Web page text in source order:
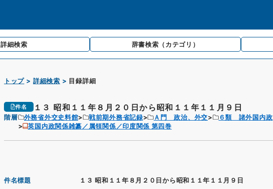
詳細検索 辞書検索 （カテゴリ）
トップ 詳細検索 目録詳細
件名 １３ 昭和１１年８月２０日から昭和１１年１１月９日
階層 外務省外交史料館 戦前期外務省記録 Ａ門 政治、外交 ６類 諸外国内政
英国内政関係雑纂／属領関係／印度関係 第四巻
件名標題 １３ 昭和１１年８月２０日から昭和１１年１１月９日